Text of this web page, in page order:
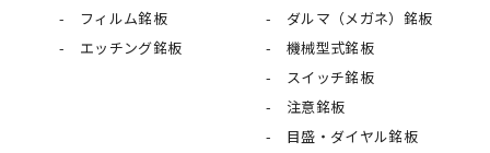
フィルム銘板
エッチング銘板
ダルマ（メガネ）銘板
機械型式銘板
スイッチ銘板
注意銘板
目盛・ダイヤル銘板